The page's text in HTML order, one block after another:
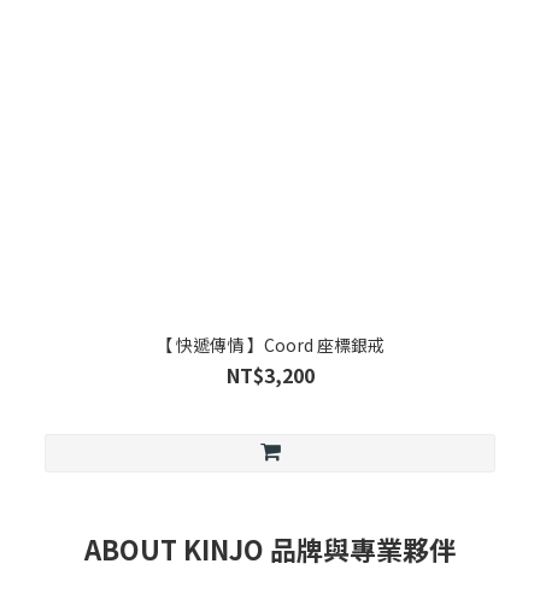
【 快遞傳情 】Coord 座標銀戒
NT$3,200
ABOUT KINJO 品牌與專業夥伴